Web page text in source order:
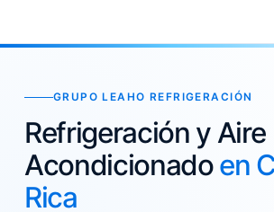
GRUPO LEAHO REFRIGERACIÓN
Refrigeración y Aire
Acondicionadoen
Rica